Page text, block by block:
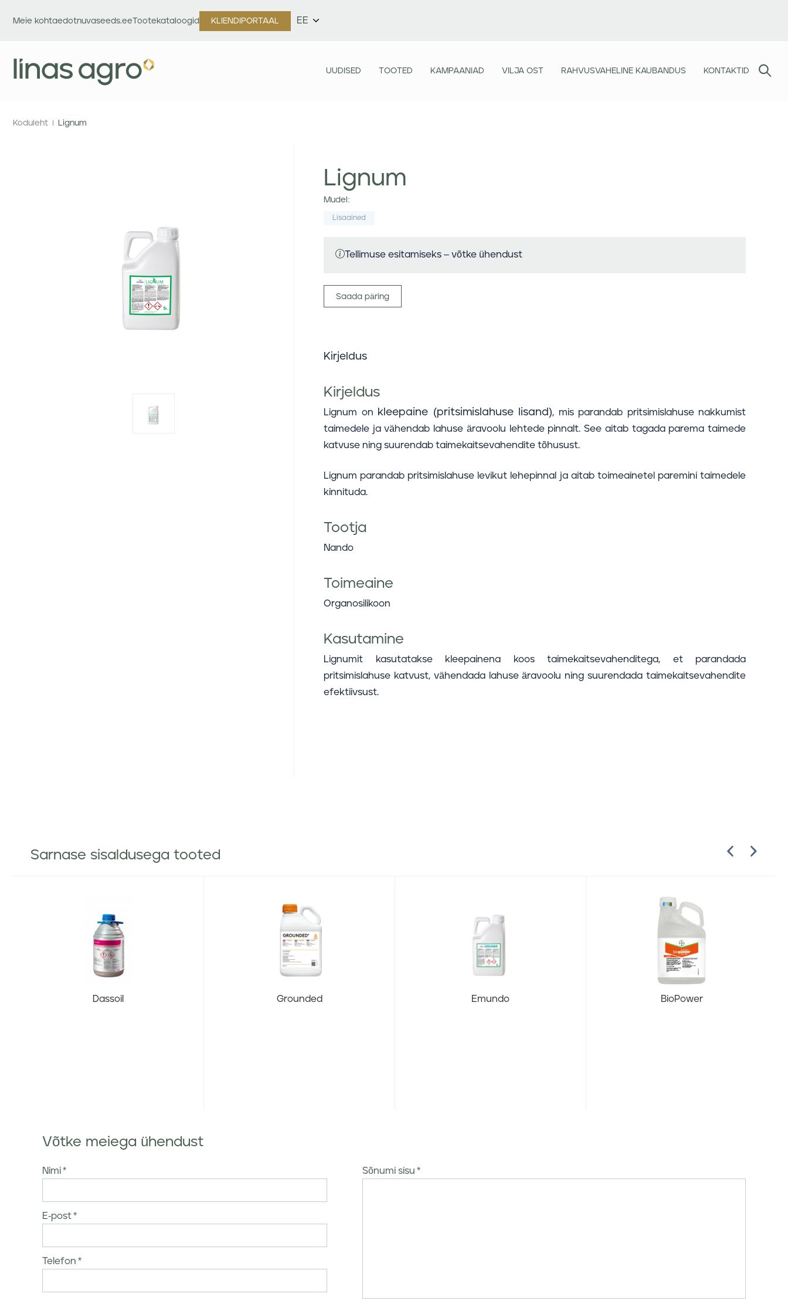
Meie kohtaedotnuvaseeds.eeTootekataloogid KLIENDIPORTAAL EE
UUDISED TOOTED KAMPAANIAD VILJA OST RAHVUSVAHELINE KAUBANDUS KONTAKTID
Koduleht Lignum
Lignum
Mudel:
Lisaained
Tellimuse esitamiseks – võtke ühendust
Saada päring
Kirjeldus
Kirjeldus
Lignum on kleepaine (pritsimislahuse lisand), mis parandab pritsimislahuse nakkumist
taimedele ja vähendab lahuse äravoolu lehtede pinnalt. See aitab tagada parema taimede
katvuse ning suurendab taimekaitsevahendite tõhusust.
Lignum parandab pritsimislahuse levikut lehepinnal ja aitab toimeainetel paremini taimedele
kinnituda.
Tootja
Nando
Toimeaine
Organosilikoon
Kasutamine
Lignumit kasutatakse kleepainena koos taimekaitsevahenditega, et parandada
pritsimislahuse katvust, vähendada lahuse äravoolu ning suurendada taimekaitsevahendite
efektiivsust.
Sarnase sisaldusega tooted
Dassoil Grounded Emundo BioPower
Võtke meiega ühendust
Nimi
E-post
Telefon
Sõnumi sisu